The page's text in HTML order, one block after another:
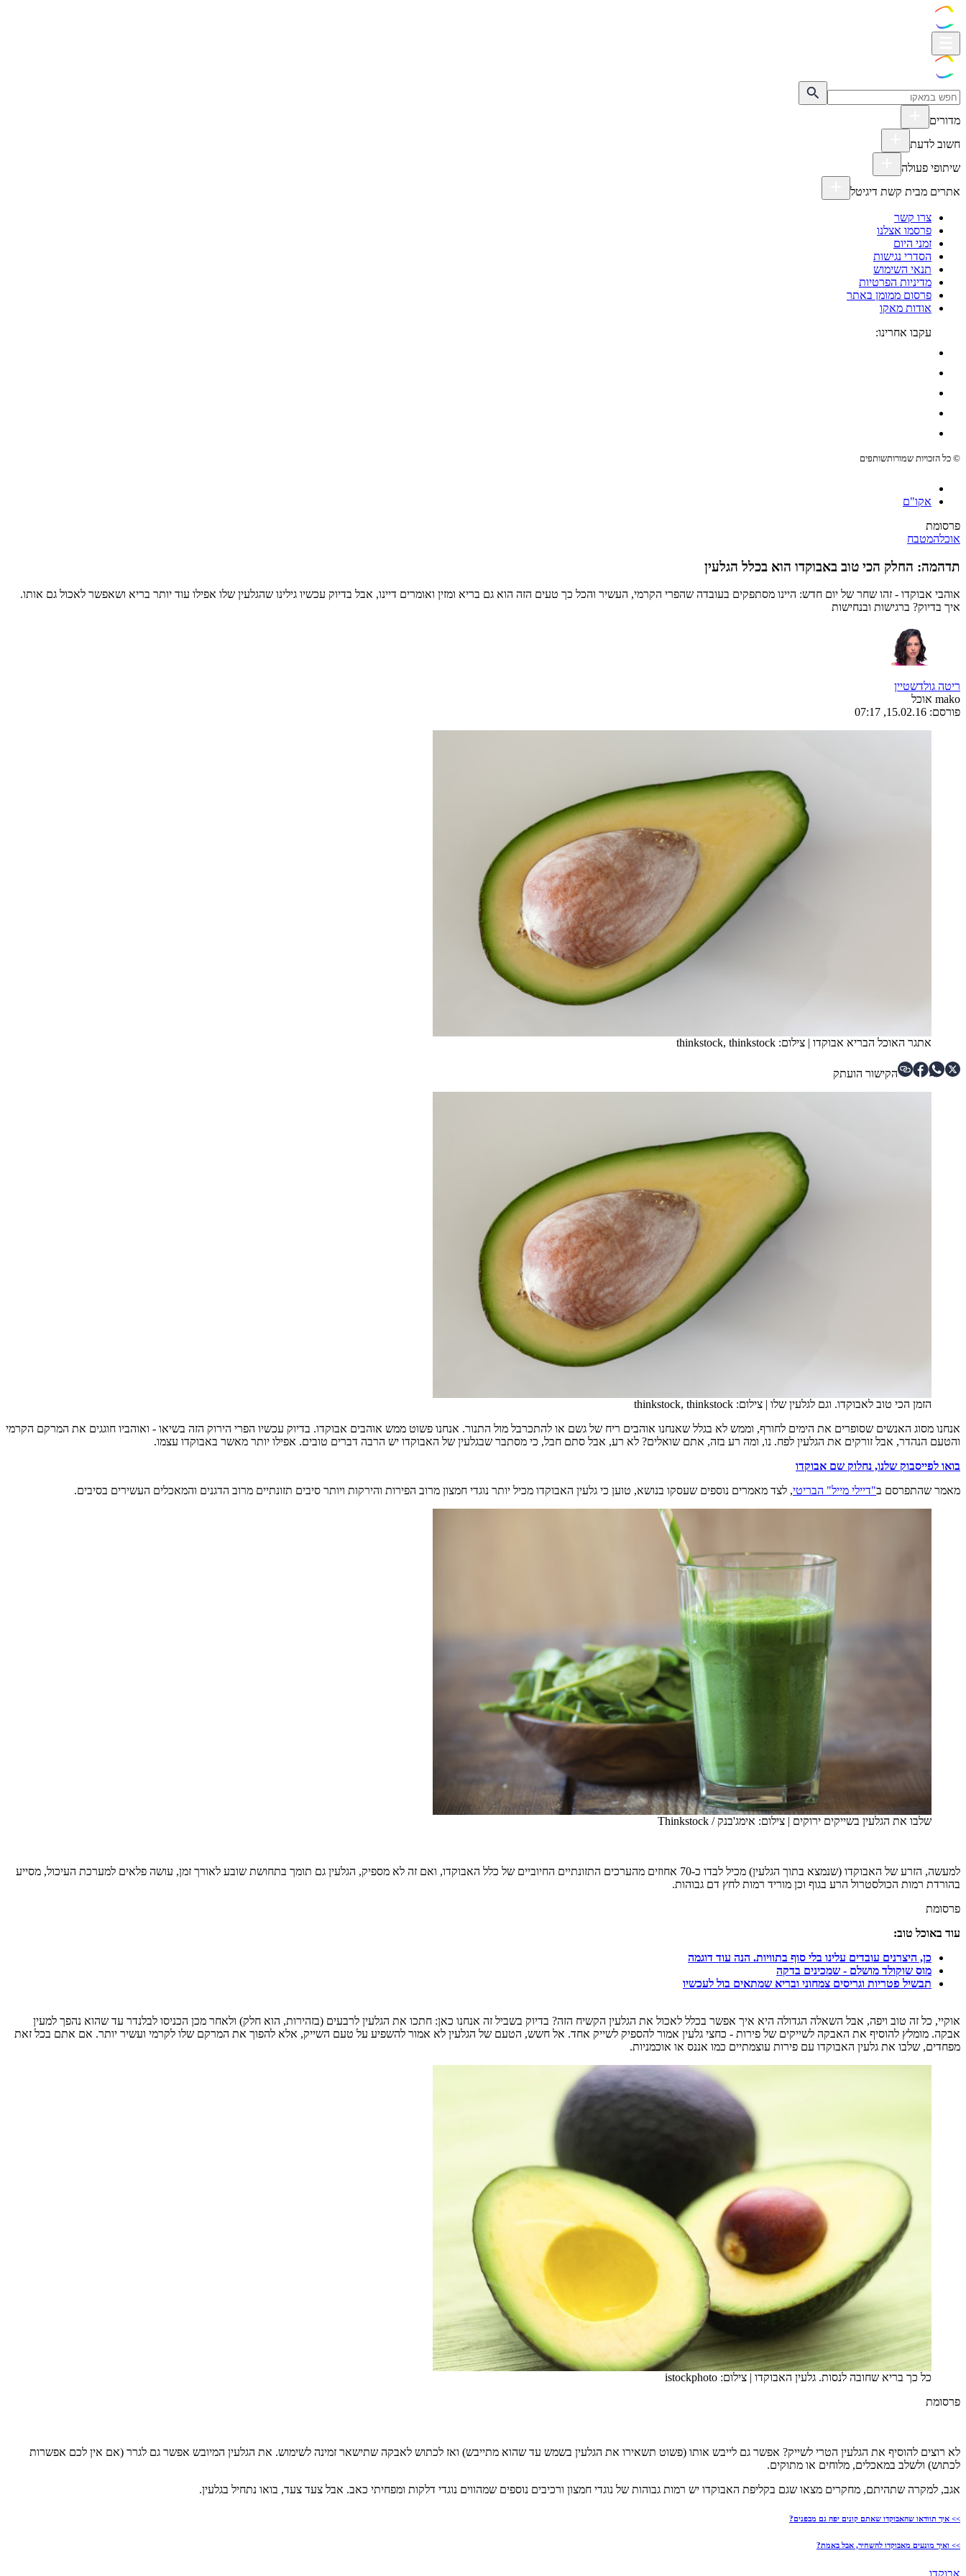
מדורים
חשוב לדעת
שיתופי פעולה
אתרים מבית קשת דיגיטל
צרו קשר
פרסמו אצלנו
זמני היום
הסדרי נגישות
תנאי השימוש
מדיניות הפרטיות
פרסום ממומן באתר
אודות מאקו
עקבו אחרינו:
© כל הזכויות שמורותשותפים
אקו"ם
פרסומת
אוכלהמטבח
תדהמה: החלק הכי טוב באבוקדו הוא בכלל הגלעין
אוהבי אבוקדו - זהו שחר של יום חדש: היינו מסתפקים בעובדה שהפרי הקרמי, העשיר והכל כך טעים הזה הוא גם בריא ומזין ואומרים דיינו, אבל בדיוק עכשיו גילינו שהגלעין שלו אפילו עוד יותר בריא ושאפשר לאכול גם אותו.
איך בדיוק? ברגישות ובנחישות
ריטה גולדשטיין
mako אוכל
פורסם: 15.02.16, 07:17
אתגר האוכל הבריא אבוקדו | צילום: thinkstock, thinkstock
הקישור הועתק
הזמן הכי טוב לאבוקדו. וגם לגלעין שלו | צילום: thinkstock, thinkstock
אנחנו מסוג האנשים שסופרים את הימים לחורף, וממש לא בגלל שאנחנו אוהבים ריח של גשם או להתכרבל מול התנור. אנחנו פשוט ממש אוהבים אבוקדו. בדיוק עכשיו הפרי הירוק הזה בשיאו - ואוהביו חוגגים את המרקם הקרמי
והטעם הנהדר, אבל זורקים את הגלעין לפח. נו, ומה רע בזה, אתם שואלים? לא רע, אבל סתם חבל, כי מסתבר שבגלעין של האבוקדו יש הרבה דברים טובים. אפילו יותר מאשר באבוקדו עצמו.
בואו לפייסבוק שלנו, נחלוק שם אבוקדו
מאמר שהתפרסם ב"דיילי מייל" הבריטי, לצד מאמרים נוספים שעסקו בנושא, טוען כי גלעין האבוקדו מכיל יותר נוגדי חמצון מרוב הפירות והירקות ויותר סיבים תזונתיים מרוב הדגנים והמאכלים העשירים בסיבים.
שלבו את הגלעין בשייקים ירוקים | צילום: אימג'בנק / Thinkstock
למעשה, הזרע של האבוקדו (שנמצא בתוך הגלעין) מכיל לבדו כ-70 אחוזים מהערכים התזונתיים החיוביים של כלל האבוקדו, ואם זה לא מספיק, הגלעין גם תומך בתחושת שובע לאורך זמן, עושה פלאים למערכת העיכול, מסייע
בהורדת רמות הכולסטרול הרע בגוף וכן מוריד רמות לחץ דם גבוהות.
פרסומת
עוד באוכל טוב:
כן, היצרנים עובדים עלינו בלי סוף בתוויות. הנה עוד דוגמה
מוס שוקולד מושלם - שמכינים בדקה
תבשיל פטריות וגריסים צמחוני ובריא שמתאים בול לעכשיו
אוקיי, כל זה טוב ויפה, אבל השאלה הגדולה היא איך אפשר בכלל לאכול את הגלעין הקשיח הזה? בדיוק בשביל זה אנחנו כאן: חתכו את הגלעין לרבעים (בזהירות, הוא חלק) ולאחר מכן הכניסו לבלנדר עד שהוא נהפך למעין
אבקה. מומלץ להוסיף את האבקה לשייקים של פירות - כחצי גלעין אמור להספיק לשייק אחד. אל חשש, הטעם של הגלעין לא אמור להשפיע על טעם השייק, אלא להפוך את המרקם שלו לקרמי ועשיר יותר. אם אתם בכל זאת
מפחדים, שלבו את גלעין האבוקדו עם פירות עוצמתיים כמו אננס או אוכמניות.
כל כך בריא שחובה לנסות. גלעין האבוקדו | צילום: istockphoto
פרסומת
לא רוצים להוסיף את הגלעין הטרי לשייק? אפשר גם לייבש אותו (פשוט תשאירו את הגלעין בשמש עד שהוא מתייבש) ואז לכתוש לאבקה שתישאר זמינה לשימוש. את הגלעין המיובש אפשר גם לגרר (אם אין לכם אפשרות
לכתוש) ולשלב במאכלים, מלוחים או מתוקים.
אגב, למקרה שתהיתם, מחקרים מצאו שגם בקליפת האבוקדו יש רמות גבוהות של נוגדי חמצון ורכיבים נוספים שמהווים נוגדי דלקות ומפחיתי כאב. אבל צעד צעד, בואו נתחיל בגלעין.
>> איך תוודאו שהאבוקדו שאתם קונים יפה גם מבפנים?
>> ואיך מונעים מאבוקדו להשחיר, אבל באמת?